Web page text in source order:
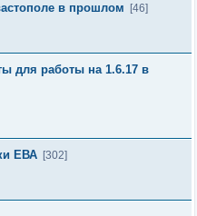
в прошлом
[46]
для работы на 1.6.17 в
ЕВА [302]